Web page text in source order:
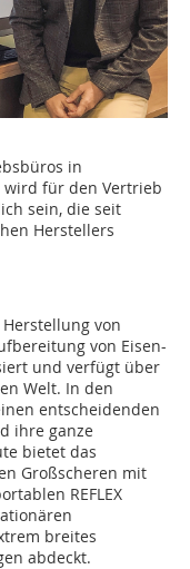
in
wird für den Vertrieb
sein, die seit
Herstellers
von
von Eisen-
und verfügt über
Welt. In den
entscheidenden
ihre ganze
bietet das
Großscheren mit
REFLEX
breites
abdeckt.